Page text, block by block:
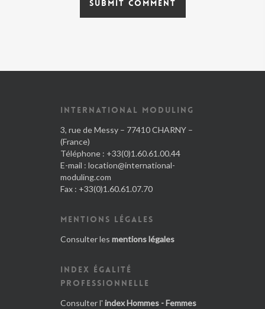
INTERNATIONAL MODULING
3, rue de Messy – 77410 CHARNY –
(France)
Téléphone : +33(0)1.60.61.00.44
E-mail : location@international-
moduling.com
Fax : +33(0)1.60.61.07.70
MENTIONS LÉGALES
Consulter les mentions légales
INDEX ÉGALITÉ
PROFESSIONNELLE
Consulter l' index Hommes - Femmes